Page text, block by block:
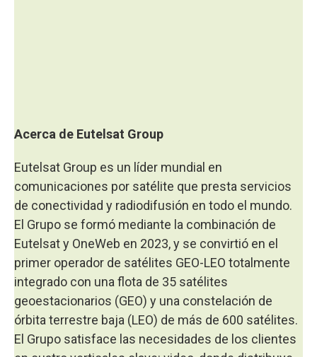
Acerca de Eutelsat Group
Eutelsat Group es un líder mundial en
comunicaciones por satélite que presta servicios
de conectividad y radiodifusión en todo el mundo.
El Grupo se formó mediante la combinación de
Eutelsat y OneWeb en 2023, y se convirtió en el
primer operador de satélites GEO-LEO totalmente
integrado con una flota de 35 satélites
geoestacionarios (GEO) y una constelación de
órbita terrestre baja (LEO) de más de 600 satélites.
El Grupo satisface las necesidades de los clientes